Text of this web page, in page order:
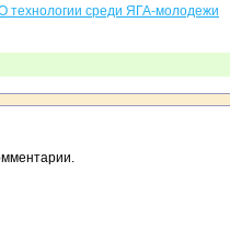
технологии среди ЯГА-молодежи